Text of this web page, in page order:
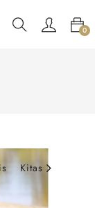
0
Kitas